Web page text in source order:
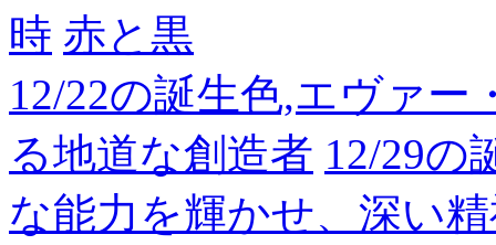
時 赤と黒
12/22の誕生色,エヴァ
る地道な創造者 12/29の
な能力を輝かせ、深い